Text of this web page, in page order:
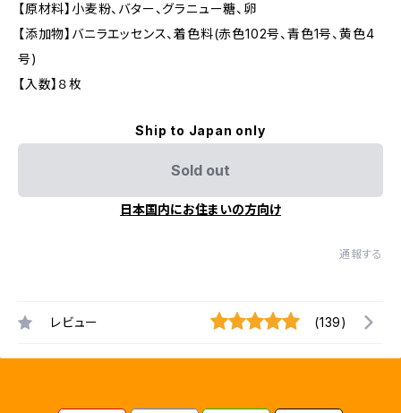
【原材料】小麦粉、バター、グラニュー糖、卵
【添加物】バニラエッセンス、着色料(赤色102号、青色1号、黄色4
号)
【入数】８枚
Ship to Japan only
Sold out
日本国内にお住まいの方向け
通報する
レビュー (139)